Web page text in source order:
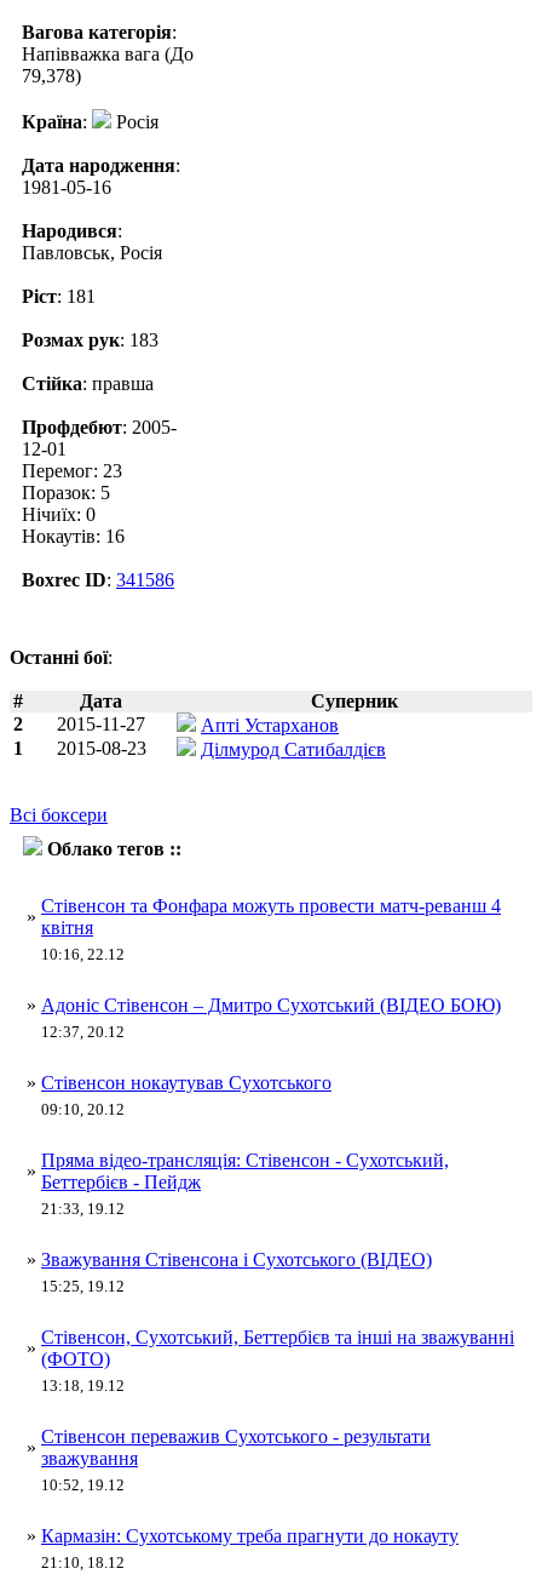
Вагова категорія:
Напівважка вага (До
79,378)
Країна: Росія
Дата народження:
1981-05-16
Народився:
Павловськ, Росія
Ріст: 181
Розмах рук: 183
Стійка: правша
Профдебют: 2005-
12-01
Перемог: 23
Поразок: 5
Нічиїх: 0
Нокаутів: 16
Boxrec ID: 341586
Останні бої:
# Дата
Суперник
2
2015-11-27
Апті Устарханов
1
2015-08-23 Ділмурод Сатибалдієв
Всі боксери
Облако тегов ::
»
Стівенсон та Фонфара можуть провести матч-реванш 4
квітня
10:16, 22.12
» Адоніс Стівенсон – Дмитро Сухотський (ВІДЕО БОЮ)
12:37, 20.12
» Стівенсон нокаутував Сухотського
09:10, 20.12
»
Пряма відео-трансляція: Стівенсон - Сухотський,
Беттербієв - Пейдж
21:33, 19.12
» Зважування Стівенсона і Сухотського (ВІДЕО)
15:25, 19.12
»
Стівенсон, Сухотський, Беттербієв та інші на зважуванні
(ФОТО)
13:18, 19.12
»
Стівенсон переважив Сухотського - результати
зважування
10:52, 19.12
» Кармазін: Сухотському треба прагнути до нокауту
21:10, 18.12